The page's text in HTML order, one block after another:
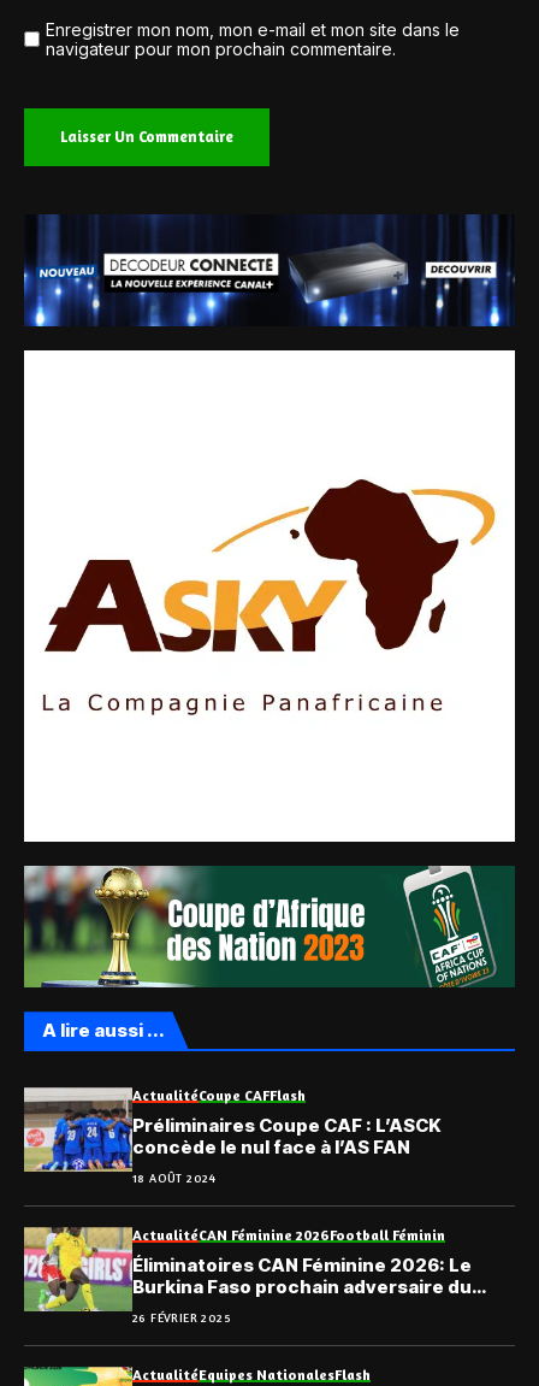
Enregistrer mon nom, mon e-mail et mon site dans le
navigateur pour mon prochain commentaire.
A lire aussi ...
ActualitéCoupe CAFFlash
Préliminaires Coupe CAF : L’ASCK
concède le nul face à l’AS FAN
18 AOÛT 2024
ActualitéCAN Féminine 2026Football Féminin
Éliminatoires CAN Féminine 2026: Le
Burkina Faso prochain adversaire du
Togo
26 FÉVRIER 2025
ActualitéEquipes NationalesFlash